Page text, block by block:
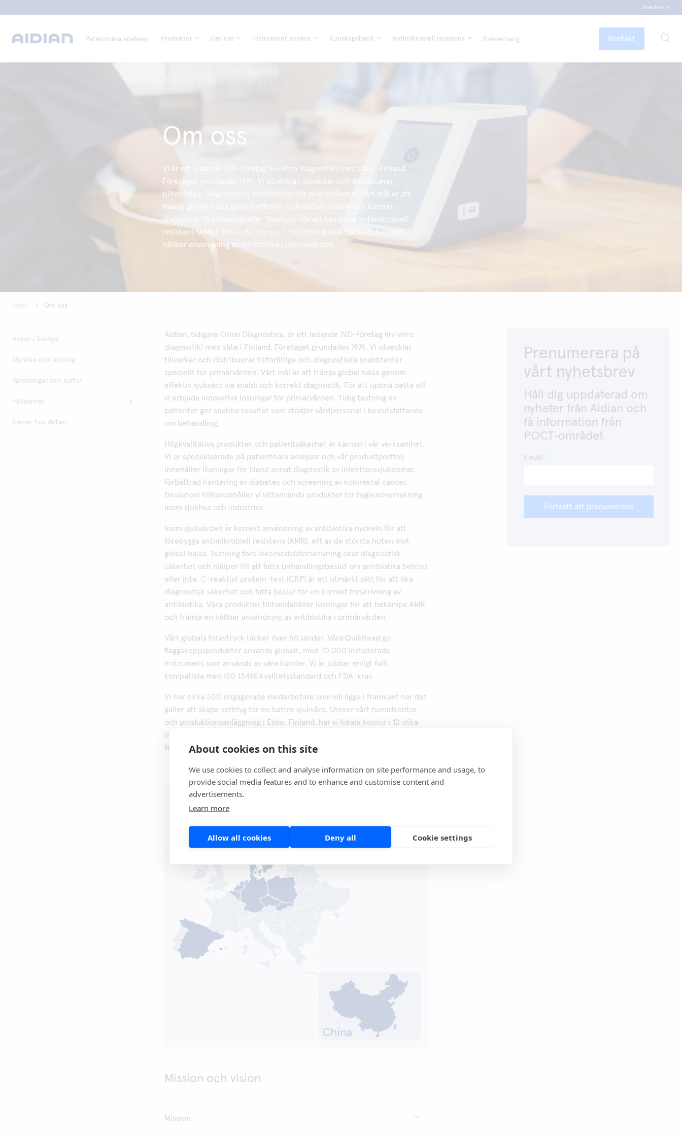
About cookies on this site
We use cookies to collect and analyse information on site performance and usage, to
provide social media features and to enhance and customise content and
advertisements.
Learn more
Allow all cookies Deny all Cookie settings
Sweden
Patientnära analyser Produkter Om oss Instrument service Kunskapsbank Antimikrobiell resistens Evenemang Kontakt
Om oss
Vi är ett ledande IVD-företag (in-vitro diagnostik) med säte i Finland.
Företaget grundades 1974. Vi utvecklar, tillverkar och distribuerar
tillförlitliga, diagnostiska snabbtester för primärvården. Vårt mål är att
främja global hälsa genom effektiv sjukvård via snabb och korrekt
diagnostik. Vi tillhandahåller lösningar för att bekämpa antimikrobiell
resistens (AMR), ett av de största hoten mot global hälsa, och driver
hållbar användning av antibiotika i primärvården.
Om oss
Aidian i Sverige
Styrelse och ledning
Värderingar och kultur
Hållbarhet
Karriär hos Aidian
Aidian, tidigare Orion Diagnostica, är ett ledande IVD-företag (in-vitro
diagnostik) med säte i Finland. Företaget grundades 1974. Vi utvecklar,
tillverkar och distribuerar tillförlitliga och diagnostiska snabbtester
speciellt för primärvården. Vårt mål är att främja global hälsa genom
effektiv sjukvård via snabb och korrekt diagnostik. För att uppnå detta vill
vi erbjuda innovativa lösningar för primärvården. Tidig testning av
patienter ger snabba resultat som stödjer vårdpersonal i beslutsfattande
om behandling.
Högkvalitativa produkter och patientsäkerhet är kärnan i vår verksamhet.
Vi är specialiserade på patientnära analyser och vår produktportfölj
innehåller lösningar för bland annat diagnostik av infektionssjukdomar,
förbättrad hantering av diabetes och screening av kolorektal cancer.
Dessutom tillhandahåller vi lättanvända produkter för hygienövervakning
inom sjukhus och industrier.
Inom sjukvården är korrekt användning av antibiotika nyckeln för att
förebygga antimikrobiell resistens (AMR), ett av de största hoten mot
global hälsa. Testning före läkemedelsförskrivning ökar diagnostisk
säkerhet och hjälper till att fatta behandlingsbeslut om antibiotika behövs
eller inte. C-reaktivt protein-test (CRP) är ett utmärkt sätt för att öka
diagnostisk säkerhet och fatta beslut för en korrekt förskrivning av
antibiotika. Våra produkter tillhandahåller lösningar för att bekämpa AMR
och främja en hållbar användning av antibiotika i primärvården.
Vårt globala fotavtryck täcker över 60 länder. Våra QuikRead go
flaggskeppsprodukter används globalt, med 70 000 installerade
instrument som används av våra kunder. Vi är jobbar enligt fullt
kompatibla med ISO 13485 kvalitetsstandard och FDA-krav.
Vi har cirka 300 engagerade medarbetare som vill ligga i framkant när det
gäller att skapa verktyg för en bättre sjukvård. Utöver vårt huvudkontor
och produktionsanläggning i Esbo, Finland, har vi lokala kontor i 12 olika
länder: Sverige, Norge, Danmark, Tyskland, Tjeckien, Slovakien, Polen,
Nederländerna, Belgien, Spanien, Estland och Kina.
Mission och vision
Mission
Prenumerera på
vårt nyhetsbrev
Håll dig uppdaterad om
nyheter från Aidian och
få information från
POCT‑området
Email
Fortsätt att prenumerera